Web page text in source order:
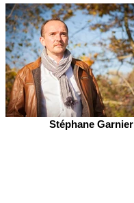
Stéphane Garnier